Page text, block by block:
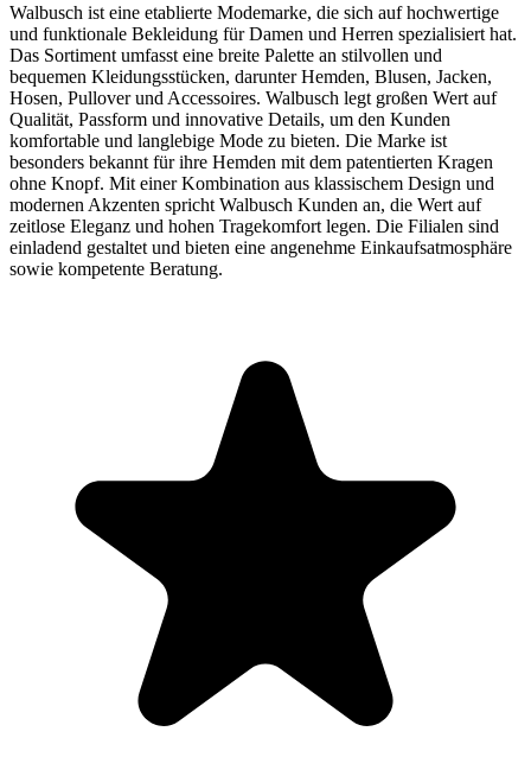
Walbusch ist eine etablierte Modemarke, die sich auf hochwertige
und funktionale Bekleidung für Damen und Herren spezialisiert hat.
Das Sortiment umfasst eine breite Palette an stilvollen und
bequemen Kleidungsstücken, darunter Hemden, Blusen, Jacken,
Hosen, Pullover und Accessoires. Walbusch legt großen Wert auf
Qualität, Passform und innovative Details, um den Kunden
komfortable und langlebige Mode zu bieten. Die Marke ist
besonders bekannt für ihre Hemden mit dem patentierten Kragen
ohne Knopf. Mit einer Kombination aus klassischem Design und
modernen Akzenten spricht Walbusch Kunden an, die Wert auf
zeitlose Eleganz und hohen Tragekomfort legen. Die Filialen sind
einladend gestaltet und bieten eine angenehme Einkaufsatmosphäre
sowie kompetente Beratung.